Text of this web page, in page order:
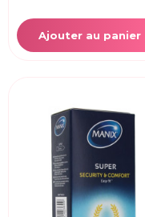
Ajouter au panier